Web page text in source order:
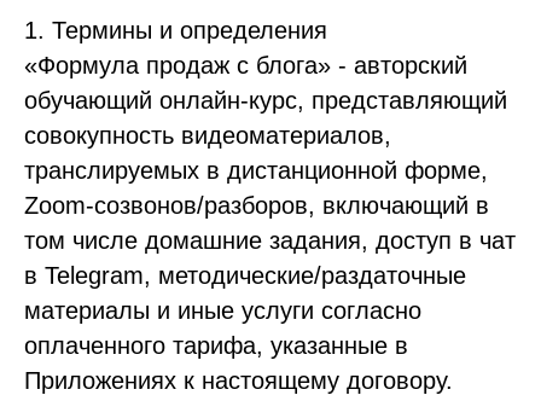
1. Термины и определения
«Формула продаж с блога» - авторский
обучающий онлайн-курс, представляющий
совокупность видеоматериалов,
транслируемых в дистанционной форме,
Zoom-созвонов/разборов, включающий в
том числе домашние задания, доступ в чат
в Telegram, методические/раздаточные
материалы и иные услуги согласно
оплаченного тарифа, указанные в
Приложениях к настоящему договору.